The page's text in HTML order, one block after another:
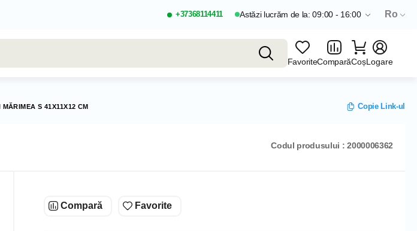
+37368114411 Astăzi lucrăm de la: 09:00 - 16:00 Ro
FavoriteComparăCoșLogare
S 41X11X12 CM Copie Link-ul
Codul produsului : 2000006362
Compară Favorite